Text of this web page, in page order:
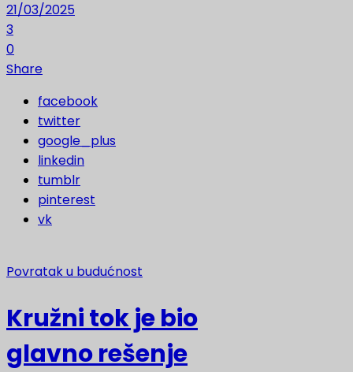
21/03/2025
3
0
Share
facebook
twitter
google_plus
linkedin
tumblr
pinterest
vk
Povratak u budućnost
Kružni tok je bio
glavno rešenje